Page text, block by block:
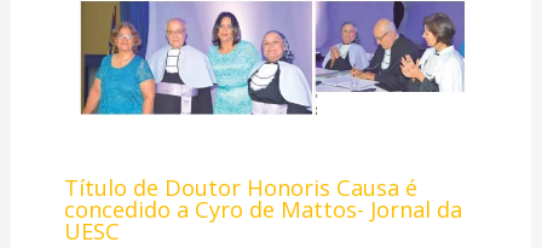
Título de Doutor Honoris Causa é
concedido a Cyro de Mattos- Jornal da
UESC